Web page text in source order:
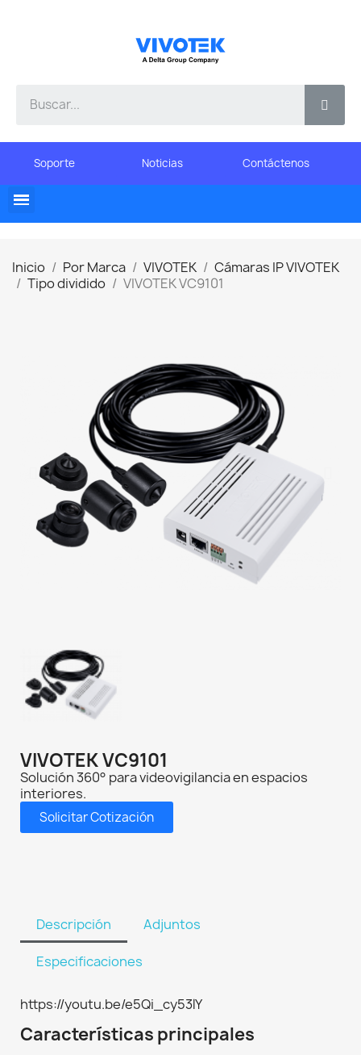
Soporte Noticias Contáctenos
Inicio Por Marca VIVOTEK
Cámaras IP VIVOTEK
Tipo dividido
VIVOTEK VC9101
VIVOTEK VC9101
Solución 360° para videovigilancia en espacios
interiores.
Solicitar Cotización
Descripción Adjuntos
Especificaciones
https://youtu.be/e5Qi_cy53lY
Características principales